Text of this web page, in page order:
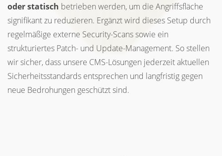
oder statisch betrieben werden, um die Angriffsfläche
signifikant zu reduzieren. Ergänzt wird dieses Setup durch
regelmäßige externe Security-Scans sowie ein
strukturiertes Patch- und Update-Management. So stellen
wir sicher, dass unsere CMS-Lösungen jederzeit aktuellen
Sicherheitsstandards entsprechen und langfristig gegen
neue Bedrohungen geschützt sind.